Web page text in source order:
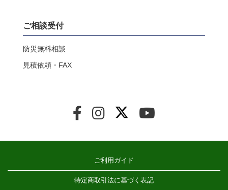
ご相談受付
防災無料相談
見積依頼・FAX
ご利用ガイド
特定商取引法に基づく表記